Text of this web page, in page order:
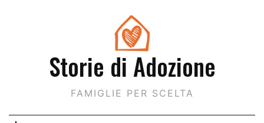
Storie di Adozione
FAMIGLIE PER SCELTA